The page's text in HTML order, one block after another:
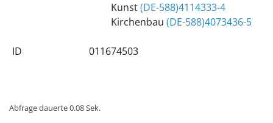
Kunst(DE-588)4114333-4
Kirchenbau (DE-588)4073436-5
ID 011674503
Abfrage dauerte 0.08 Sek.